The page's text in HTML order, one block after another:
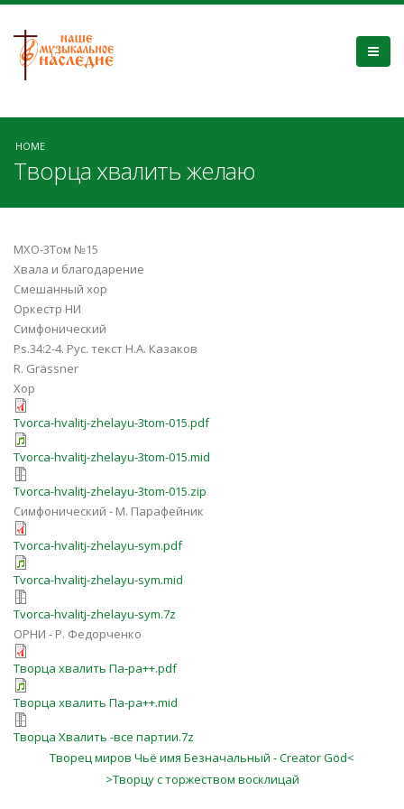
HOME
Творца хвалить желаю
МХО-3Том №15
Хвала и благодарение
Смешанный хор
Оркестр НИ
Симфонический
Ps.34:2-4. Рус. текст Н.А. Казаков
R. Grässner
Хор
Tvorca-hvalitj-zhelayu-3tom-015.pdf
Tvorca-hvalitj-zhelayu-3tom-015.mid
Tvorca-hvalitj-zhelayu-3tom-015.zip
Симфонический - М. Парафейник
Tvorca-hvalitj-zhelayu-sym.pdf
Tvorca-hvalitj-zhelayu-sym.mid
Tvorca-hvalitj-zhelayu-sym.7z
ОРНИ - Р. Федорченко
Творца хвалить Па-ра++.pdf
Творца хвалить Па-ра++.mid
Творца Хвалить -все партии.7z
Творец миров Чьё имя Безначальный - Creator God<
>Творцу с торжеством восклицай